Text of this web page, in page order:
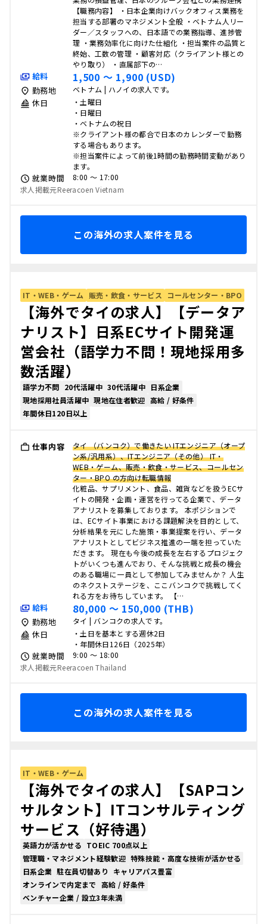
【職務内容】 ・日本企業向けバックオフィス業務を
担当する部署のマネジメント全般 ・ベトナム人リー
ダー／スタッフへの、日本語での業務指導、進捗管
理 ・業務効率化に向けた仕組化 ・担当案件の品質と
終始、工数の管理 ・顧客対応（クライアント様との
やり取り） ・直属部下の…
給料 1,500 〜 1,900 (USD)
勤務地 ベトナム | ハノイの求人です。
休日
・土曜日
・日曜日
・ベトナムの祝日
※クライアント様の都合で日本のカレンダーで勤務
する場合もあります。
※担当案件によって前後1時間の勤務時間変動があり
ます。
就業時間
8:00 〜 17:00
求人掲載元Reeracoen Vietnam
この海外の求人案件を見る
IT・WEB・ゲーム 販売・飲食・サービス コールセンター・BPO
【海外でタイの求人】【データア
ナリスト】日系ECサイト開発運
営会社（語学力不問！現地採用多
数活躍）
語学力不問 20代活躍中 30代活躍中 日系企業
現地採用社員活躍中 現地在住者歓迎 高給 / 好条件
年間休日120日以上
仕事内容
タイ （バンコク）で働きたい ITエンジニア（オープ
ン系/汎用系）、ITエンジニア（その他） IT・
WEB・ゲーム、販売・飲食・サービス、コールセン
ター・BPO の方向け転職情報
化粧品、サプリメント、食品、雑貨などを扱うECサ
イトの開発・企画・運営を行ってる企業で、データ
アナリストを募集しております。 本ポジションで
は、ECサイト事業における課題解決を目的として、
分析結果を元にした施策・事業提案を行い、データ
アナリストとしてビジネス推進の一端を担っていた
だきます。 現在も今後の成長を左右するプロジェク
トがいくつも進んでおり、そんな挑戦と成長の機会
のある職場に一員として参加してみませんか？ 人生
のネクストステージを、ここバンコクで挑戦してく
れる方をお待ちしています。 【…
給料 80,000 〜 150,000 (THB)
勤務地 タイ | バンコクの求人です。
休日
・土日を基本とする週休2日
・年間休日126日（2025年）
就業時間
9:00 〜 18:00
求人掲載元Reeracoen Thailand
この海外の求人案件を見る
IT・WEB・ゲーム
【海外でタイの求人】【SAPコン
サルタント】ITコンサルティング
サービス（好待遇）
英語力が活かせる TOEIC 700点以上
管理職・マネジメント経験歓迎 特殊技能・高度な技術が活かせる
日系企業 駐在員切替あり
キャリアパス豊富
オンラインで内定まで 高給 / 好条件
ベンチャー企業 / 設立3年未満